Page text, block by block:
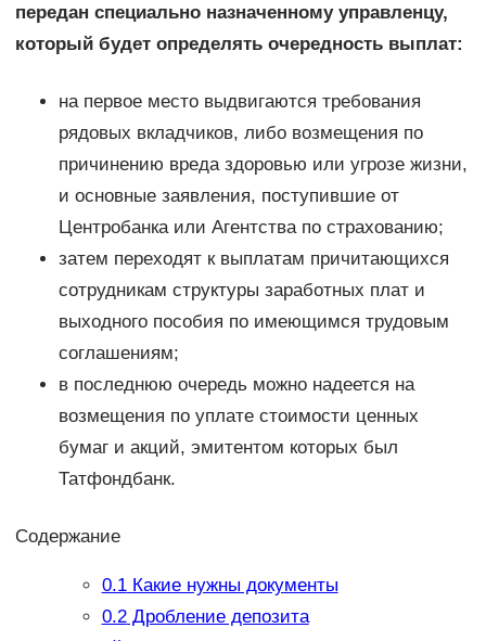
передан специально назначенному управленцу,
который будет определять очередность выплат:
на первое место выдвигаются требования
рядовых вкладчиков, либо возмещения по
причинению вреда здоровью или угрозе жизни,
и основные заявления, поступившие от
Центробанка или Агентства по страхованию;
затем переходят к выплатам причитающихся
сотрудникам структуры заработных плат и
выходного пособия по имеющимся трудовым
соглашениям;
в последнюю очередь можно надеется на
возмещения по уплате стоимости ценных
бумаг и акций, эмитентом которых был
Татфондбанк.
Содержание
0.1Какие нужны документы
0.2Дробление депозита